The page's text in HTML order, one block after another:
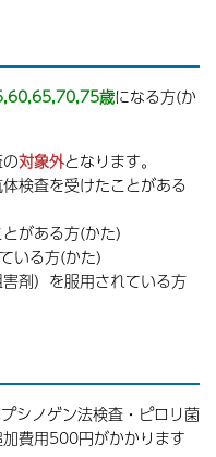
歳になる方(か
対象外となります。
検査を受けたことがある
がある方(かた)
いる方(かた)
剤）を服用されている方
シノゲン法検査・ピロリ菌
費用500円がかかります